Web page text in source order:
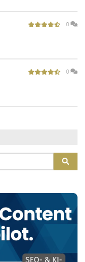
0
0